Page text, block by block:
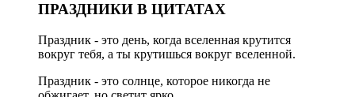
ПРАЗДНИКИ В ЦИТАТАХ
Праздник - это день, когда вселенная крутится
вокруг тебя, а ты крутишься вокруг вселенной.
Праздник - это солнце, которое никогда не